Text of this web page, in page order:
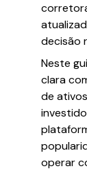
decisão
Neste
clara
de
operar